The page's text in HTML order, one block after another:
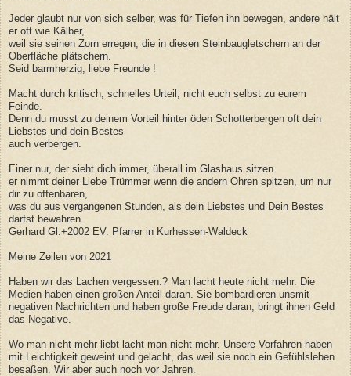
Jeder glaubt nur von sich selber, was für Tiefen ihn bewegen, andere hält
er oft wie Kälber,
weil sie seinen Zorn erregen, die in diesen Steinbaugletschern an der
Oberfläche plätschern.
Seid barmherzig, liebe Freunde !
Macht durch kritisch, schnelles Urteil, nicht euch selbst zu eurem
Feinde.
Denn du musst zu deinem Vorteil hinter öden Schotterbergen oft dein
Liebstes und dein Bestes
auch verbergen.
Einer nur, der sieht dich immer, überall im Glashaus sitzen.
er nimmt deiner Liebe Trümmer wenn die andern Ohren spitzen, um nur
dir zu offenbaren,
was du aus vergangenen Stunden, als dein Liebstes und Dein Bestes
darfst bewahren.
Gerhard Gl.+2002 EV. Pfarrer in Kurhessen-Waldeck
Meine Zeilen von 2021
Haben wir das Lachen vergessen.? Man lacht heute nicht mehr. Die
Medien haben einen großen Anteil daran. Sie bombardieren unsmit
negativen Nachrichten und haben große Freude daran, bringt ihnen Geld
das Negative.
Wo man nicht mehr liebt lacht man nicht mehr. Unsere Vorfahren haben
mit Leichtigkeit geweint und gelacht, das weil sie noch ein Gefühlsleben
besaßen. Wir aber auch noch vor Jahren.